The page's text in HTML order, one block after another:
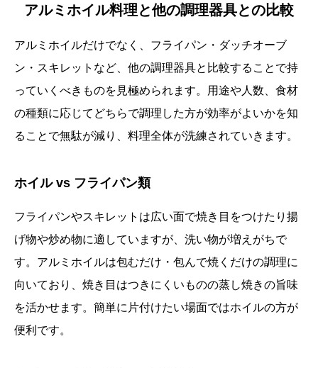
アルミホイル料理と他の調理器具との比較
アルミホイルだけでなく、フライパン・ダッチオーブ
ン・スキレットなど、他の調理器具と比較することで持
っていくべきものを見極められます。用途や人数、食材
の種類に応じてどちらで調理した方が効率がよいかを知
ることで無駄が減り、料理全体が洗練されていきます。
ホイル vs フライパン類
フライパンやスキレットは広い面で焼き目をつけたり揚
げ物や炒め物に適していますが、洗い物が増えがちで
す。アルミホイルは包むだけ・包んで焼くだけの調理に
向いており、焼き目はつきにくいものの蒸し焼きの旨味
を活かせます。簡単に片付けたい場面ではホイルの方が
便利です。